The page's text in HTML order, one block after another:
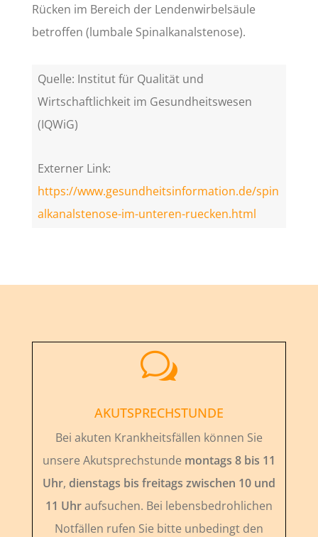
Rücken im Bereich der Lendenwirbelsäule
betroffen (lumbale Spinalkanalstenose).
Quelle: Institut für Qualität und
Wirtschaftlichkeit im Gesundheitswesen
(IQWiG)
Externer Link:
https://www.gesundheitsinformation.de/spin
alkanalstenose-im-unteren-ruecken.html
w
AKUTSPRECHSTUNDE
Bei akuten Krankheitsfällen können Sie
unsere Akutsprechstunde montags 8 bis 11
Uhr, dienstags bis freitags zwischen 10 und
11 Uhraufsuchen. Bei lebensbedrohlichen
Notfällen rufen Sie bitte unbedingt den